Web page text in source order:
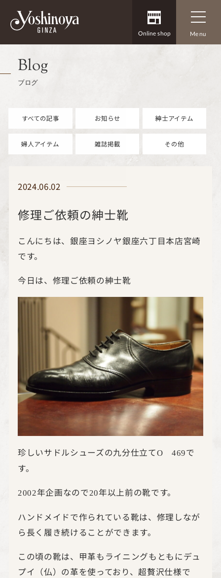
Online shop Menu
Blog
ブログ
すべての記事 お知らせ 紳士アイテム
婦人アイテム 雑誌掲載 その他
2024.06.02
修理ご依頼の紳士靴
こんにちは、銀座ヨシノヤ銀座六丁目本店宮崎
です。
今日は、 修理ご依頼の紳士靴
珍しいサドルシューズの九分仕立てO 469で
す。
2002年企画なので20年以上前の靴です。
ハンドメイドで作られている靴は、修理しなが
ら長く履き続けることができます。
この頃の靴は、甲革もライニングもともにデュ
プイ（仏）の革を使っており、超贅沢仕様で